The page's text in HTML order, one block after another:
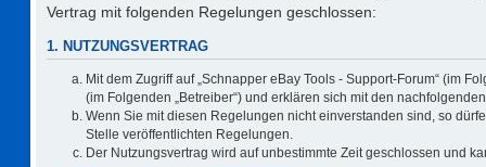
Vertrag mit folgenden Regelungen geschlossen:
1. NUTZUNGSVERTRAG
Mit dem Zugriff auf „Schnapper eBay Tools - Support-Forum“ (im
(im Folgenden „Betreiber“) und erklären sich mit den
Wenn Sie mit diesen Regelungen nicht einverstanden sind, so
Stelle veröffentlichten Regelungen.
Der Nutzungsvertrag wird auf unbestimmte Zeit geschlossen und